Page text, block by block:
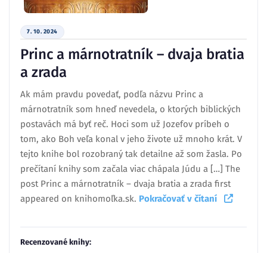
7. 10. 2024
Princ a márnotratník – dvaja bratia
a zrada
Ak mám pravdu povedať, podľa názvu Princ a
márnotratník som hneď nevedela, o ktorých biblických
postavách má byť reč. Hoci som už Jozefov príbeh o
tom, ako Boh veľa konal v jeho živote už mnoho krát. V
tejto knihe bol rozobraný tak detailne až som žasla. Po
prečítaní knihy som začala viac chápala Júdu a […] The
post Princ a márnotratník – dvaja bratia a zrada first
appeared on knihomoľka.sk. Pokračovať v čítaní
Recenzované knihy: